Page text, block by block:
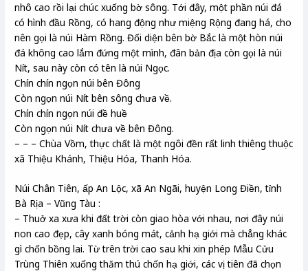
nhô cao rồi lại chúc xuống bờ sông. Tới đây, một phần núi đá
có hình đầu Rồng, có hang động như miệng Rộng đang há, cho
nên gọi là núi Hàm Rồng. Đối diện bên bờ Bắc là một hòn núi
đá không cao lắm đứng một mình, đân bản địa còn gọi là núi
Nít, sau này còn có tên là núi Ngọc.
Chín chín ngọn núi bên Đông
Còn ngọn núi Nít bên sông chưa về.
Chín chín ngọn núi đề huề
Còn ngọn núi Nít chưa về bên Đông.
– – – Chùa Vồm, thực chất là một ngôi đền rất linh thiêng thuộc
xã Thiệu Khánh, Thiệu Hóa, Thanh Hóa.
Núi Chân Tiên, ấp An Lộc, xã An Ngãi, huyện Long Điền, tỉnh
Bà Rịa – Vũng Tàu :
– Thuở xa xưa khi đất trời còn giao hòa với nhau, nơi đây núi
non cao đẹp, cây xanh bóng mát, cảnh hạ giới mà chẳng khác
gì chốn bồng lai. Từ trên trời cao sau khi xin phép Mẫu Cửu
Trùng Thiên xuống thăm thú chốn hạ giới, các vị tiên đã chọn